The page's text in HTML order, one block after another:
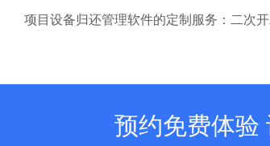
项目设备归还管理软件的定制服务：二次
预约免费体验